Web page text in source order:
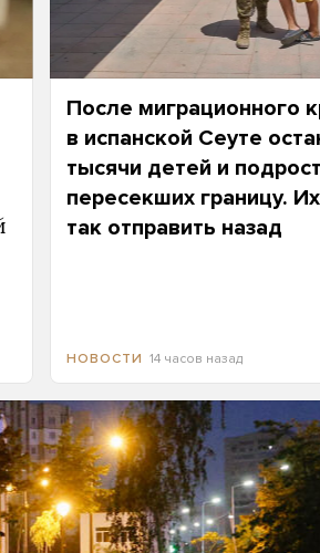
После миграционного
в испанской Сеуте
тысячи детей и
пересекших границу.
так отправить назад
НОВОСТИ 14 часов назад